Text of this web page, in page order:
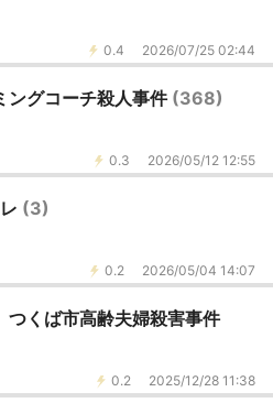
0.4 2026/07/25 02:44
ングコーチ殺人事件 (368)
0.3 2026/05/12 12:55
(3)
0.2 2026/05/04 14:07
つくば市高齢夫婦殺害事件
0.2 2025/12/28 11:38